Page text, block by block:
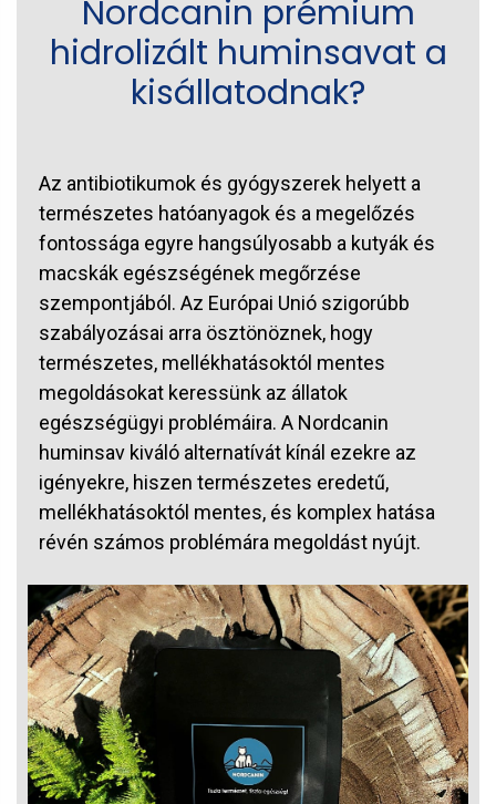
Nordcanin prémium
hidrolizált huminsavat a
kisállatodnak?
Az antibiotikumok és gyógyszerek helyett a
természetes hatóanyagok és a megelőzés
fontossága egyre hangsúlyosabb a kutyák és
macskák egészségének megőrzése
szempontjából. Az Európai Unió szigorúbb
szabályozásai arra ösztönöznek, hogy
természetes, mellékhatásoktól mentes
megoldásokat keressünk az állatok
egészségügyi problémáira. A Nordcanin
huminsav kiváló alternatívát kínál ezekre az
igényekre, hiszen természetes eredetű,
mellékhatásoktól mentes, és komplex hatása
révén számos problémára megoldást nyújt.